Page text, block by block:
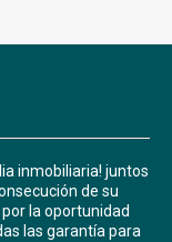
inmobiliaria! juntos
de su
por la oportunidad
las garantía para